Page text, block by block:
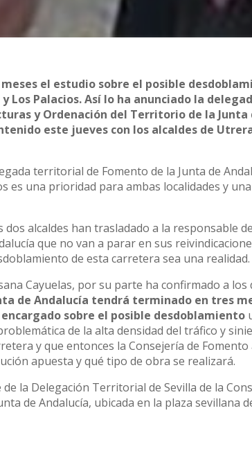
el estudio sobre el posible
Los Palacios. Así lo ha anunciado la
y Ordenación del Territorio de la Junta
este jueves con los alcaldes de
territorial de Fomento de la Junta de
es una prioridad para ambas localidades y
dos alcaldes han trasladado a la responsable
que no van a parar en sus
de esta carretera sea una realidad.
Cayuelas, por su parte ha confirmado a los
de Andalucía tendrá terminado en tres
encargado sobre el posible desdoblamiento
de la alta densidad del tráfico y
y que entonces la Consejería de
apuesta y qué tipo de obra se realizará.
la Delegación Territorial de Sevilla de la
de Andalucía, ubicada en la plaza sevillana